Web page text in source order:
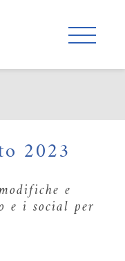
2023
e
e i social per